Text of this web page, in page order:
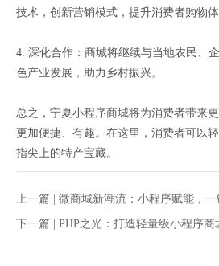
技术，创新营销模式，提升消费者购物体
4. 深化合作：商城将继续与当地农民、
色产业发展，助力乡村振兴。
总之，宁夏小程序商城将为消费者带来
更加便捷、有趣。在这里，消费者可以
指尖上的特产宝藏。
上一篇 | 微商城新潮流：小程序赋能，一
下一篇 | PHP之光：打造轻量级小程序